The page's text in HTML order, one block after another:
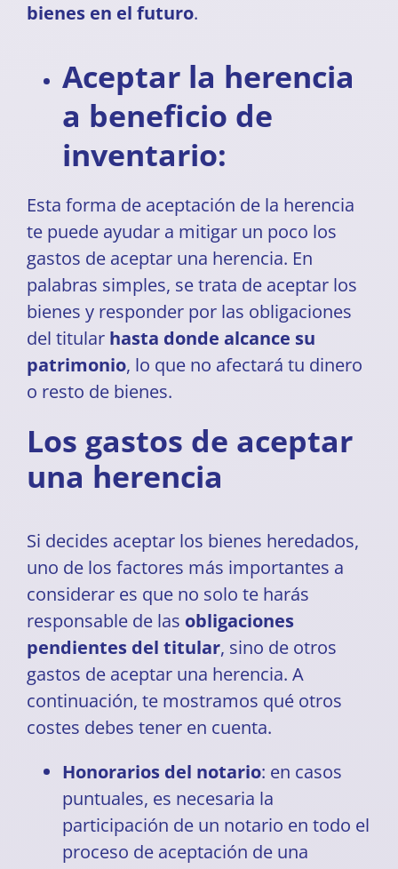
bienes en el futuro.
Aceptar la herencia
a beneficio de
inventario:
Esta forma de aceptación de la herencia
te puede ayudar a mitigar un poco los
gastos de aceptar una herencia. En
palabras simples, se trata de aceptar los
bienes y responder por las obligaciones
del titular hasta donde alcance su
patrimonio, lo que no afectará tu dinero
o resto de bienes.
Los gastos de aceptar
una herencia
Si decides aceptar los bienes heredados,
uno de los factores más importantes a
considerar es que no solo te harás
responsable de las obligaciones
pendientes del titular, sino de otros
gastos de aceptar una herencia. A
continuación, te mostramos qué otros
costes debes tener en cuenta.
Honorarios del notario: en casos
puntuales, es necesaria la
participación de un notario en todo el
proceso de aceptación de una